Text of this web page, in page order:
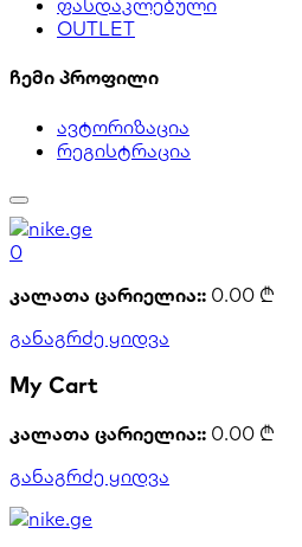
ფასდაკლებული
OUTLET
ჩემი პროფილი
ავტორიზაცია
რეგისტრაცია
0
კალათა ცარიელია:: 0.00 ₾
განაგრძე ყიდვა
My Cart
კალათა ცარიელია:: 0.00 ₾
განაგრძე ყიდვა